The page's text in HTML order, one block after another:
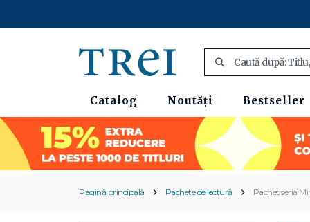
Catalog Noutăți Bestseller
Pagină principală Pachete de lectură Pachet seria